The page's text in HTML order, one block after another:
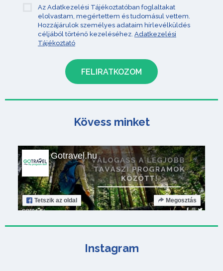
Az Adatkezelési Tájékoztatóban foglaltakat
elolvastam, megértettem és tudomásul vettem.
Hozzájárulok személyes adataim hírlevélküldés
céljából történő kezeléséhez. Adatkezelési
Tájékoztató
Kövess minket
Gotravel.hu
Tetszik az oldal Megosztás
Instagram